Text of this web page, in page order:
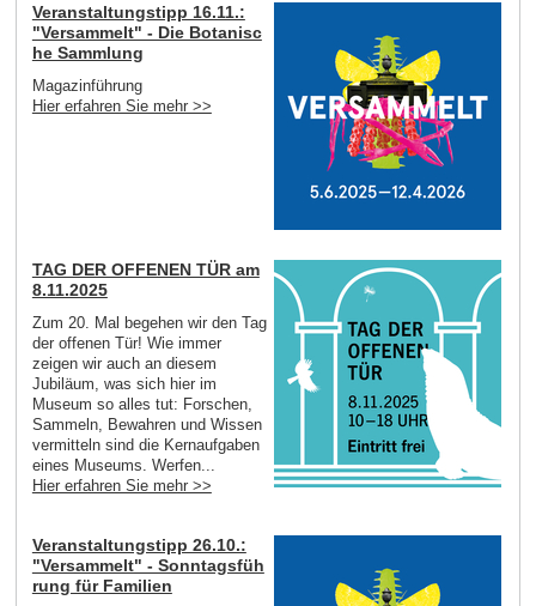
Veranstaltungstipp 16.11.:
"Versammelt" - Die Botanisc
he Sammlung
Magazinführung
Hier erfahren Sie mehr >>
TAG DER OFFENEN TÜR am
8.11.2025
Zum 20. Mal begehen wir den Tag
der offenen Tür! Wie immer
zeigen wir auch an diesem
Jubiläum, was sich hier im
Museum so alles tut: Forschen,
Sammeln, Bewahren und Wissen
vermitteln sind die Kernaufgaben
eines Museums. Werfen...
Hier erfahren Sie mehr >>
Veranstaltungstipp 26.10.:
"Versammelt" - Sonntagsfüh
rung für Familien